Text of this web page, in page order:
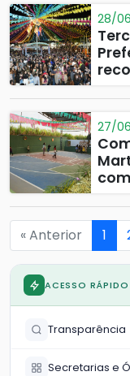
28/
27/
« Anterior 1
ACESSO RÁPIDO
Transparência
Secretarias e